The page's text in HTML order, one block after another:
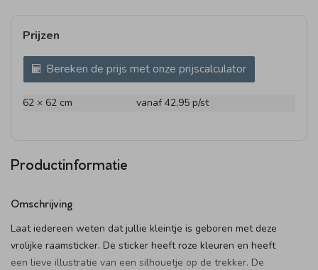
Prijzen
Bereken de prijs met onze prijscalculator
62 × 62 cm vanaf 42,95 p/st
Productinformatie
Omschrijving
Laat iedereen weten dat jullie kleintje is geboren met deze
vrolijke raamsticker. De sticker heeft roze kleuren en heeft
een lieve illustratie van een silhouetje op de trekker. De